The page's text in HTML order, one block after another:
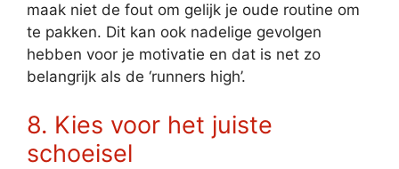
maak niet de fout om gelijk je oude routine om
te pakken. Dit kan ook nadelige gevolgen
hebben voor je motivatie en dat is net zo
belangrijk als de ‘runners high’.
8. Kies voor het juiste
schoeisel